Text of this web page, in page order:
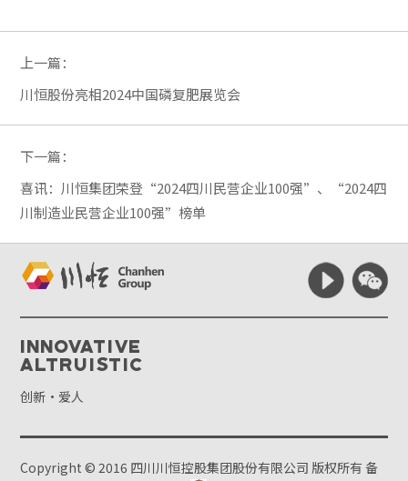
上一篇：
川恒股份亮相2024中国磷复肥展览会
下一篇：
喜讯：川恒集团荣登“2024四川民营企业100强”、“2024四
川制造业民营企业100强”榜单
Innovative
Altruistic
创新·爱人
Copyright © 2016 四川川恒控股集团股份有限公司 版权所有备